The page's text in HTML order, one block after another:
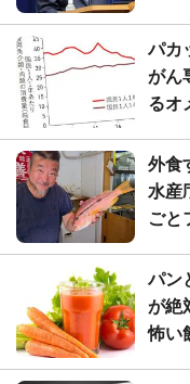
パカ
がん
るオ
外食
水産
ごと
パン
が絶
怖い